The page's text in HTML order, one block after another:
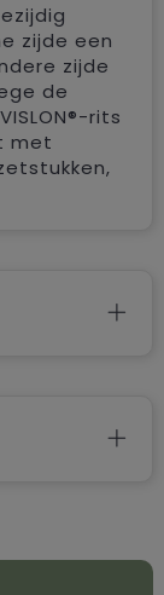
zijde een
zijde
de
rits
met